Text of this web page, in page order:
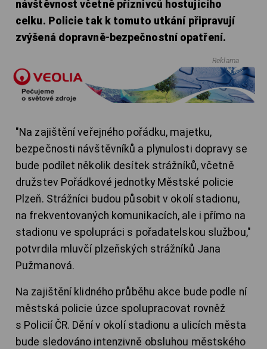
návštěvnost včetně příznivců hostujícího
celku. Policie tak k tomuto utkání připravují
zvýšená dopravně-bezpečnostní opatření.
Reklama
"Na zajištění veřejného pořádku, majetku,
bezpečnosti návštěvníků a plynulosti dopravy se
bude podílet několik desítek strážníků, včetně
družstev Pořádkové jednotky Městské policie
Plzeň. Strážníci budou působit v okolí stadionu,
na frekventovaných komunikacích, ale i přímo na
stadionu ve spolupráci s pořadatelskou službou,"
potvrdila mluvčí plzeňských strážníků Jana
Pužmanová.
Na zajištění klidného průběhu akce bude podle ní
městská policie úzce spolupracovat rovněž
s Policií ČR. Dění v okolí stadionu a ulicích města
bude sledováno intenzivně obsluhou městského